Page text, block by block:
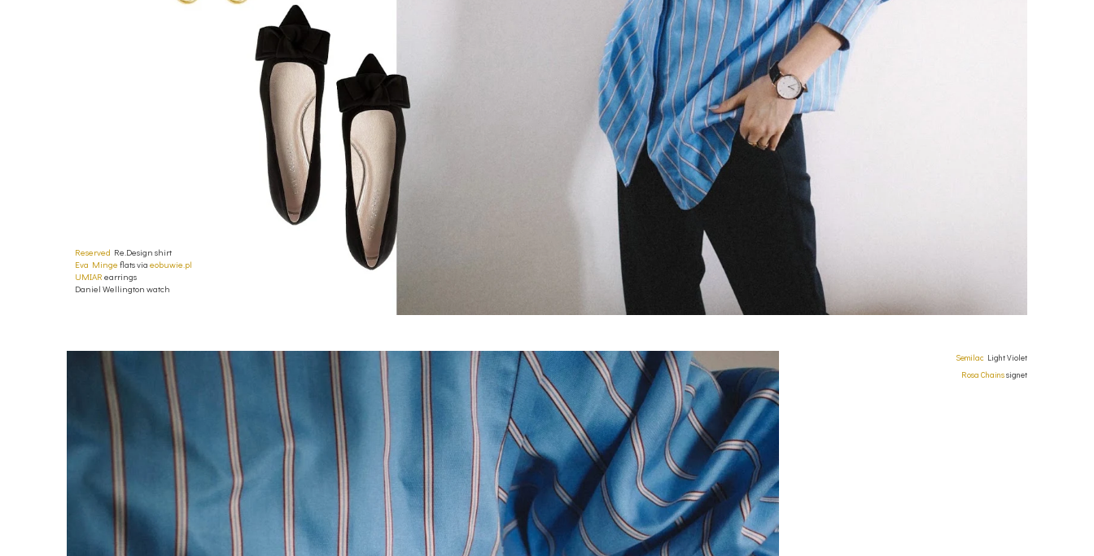
Reserved Re.Design shirt
Eva Minge flats via eobuwie.pl
UMIAR earrings
Daniel Wellington watch
Semilac Light Violet
Rosa Chainssignet